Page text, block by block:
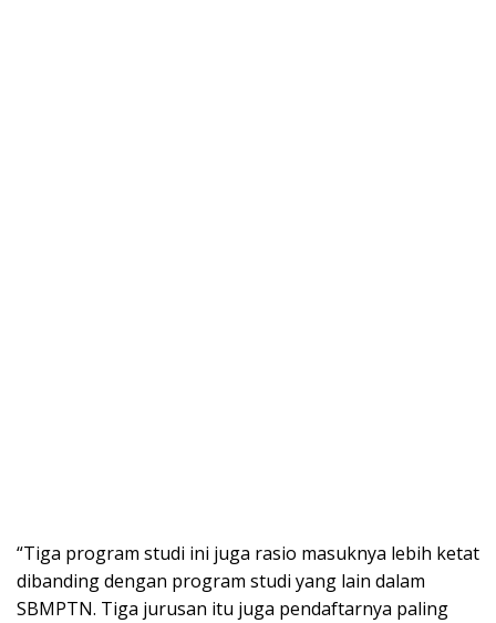
“Tiga program studi ini juga rasio masuknya lebih ketat
dibanding dengan program studi yang lain dalam
SBMPTN. Tiga jurusan itu juga pendaftarnya paling